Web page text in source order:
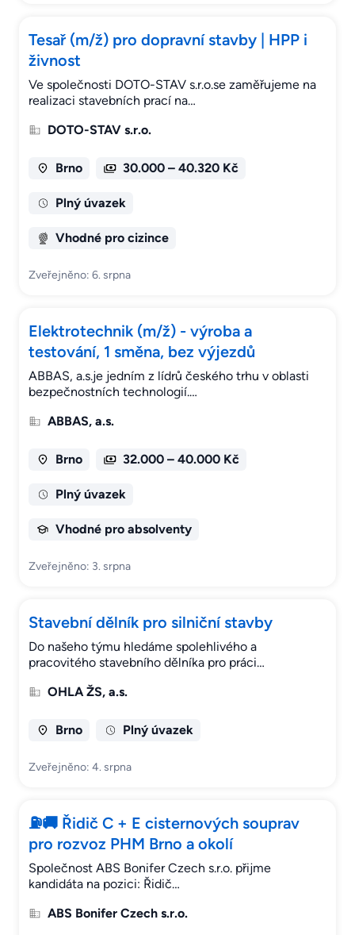
Tesař (m/ž) pro dopravní stavby | HPP i
živnost
Ve společnosti DOTO-STAV s.r.o.se zaměřujeme na
realizaci stavebních prací na…
DOTO-STAV s.r.o.
Brno 30.000 – 40.320 Kč
Plný úvazek
Vhodné pro cizince
Zveřejněno: 6. srpna
Elektrotechnik (m/ž) - výroba a
testování, 1 směna, bez výjezdů
ABBAS, a.s.je jedním z lídrů českého trhu v oblasti
bezpečnostních technologií.…
ABBAS, a.s.
Brno 32.000 – 40.000 Kč
Plný úvazek
Vhodné pro absolventy
Zveřejněno: 3. srpna
Stavební dělník pro silniční stavby
Do našeho týmu hledáme spolehlivého a
pracovitého stavebního dělníka pro práci…
OHLA ŽS, a.s.
Brno Plný úvazek
Zveřejněno: 4. srpna
⛽🚚 Řidič C + E cisternových souprav
pro rozvoz PHM Brno a okolí
Společnost ABS Bonifer Czech s.r.o. přijme
kandidáta na pozici: Řidič…
ABS Bonifer Czech s.r.o.